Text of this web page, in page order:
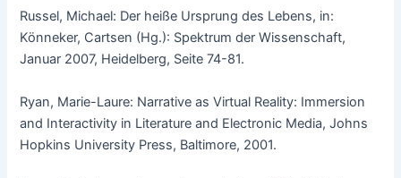
Russel, Michael: Der heiße Ursprung des Lebens, in:
Könneker, Cartsen (Hg.): Spektrum der Wissenschaft,
Januar 2007, Heidelberg, Seite 74-81.
Ryan, Marie-Laure: Narrative as Virtual Reality: Immersion
and Interactivity in Literature and Electronic Media, Johns
Hopkins University Press, Baltimore, 2001.